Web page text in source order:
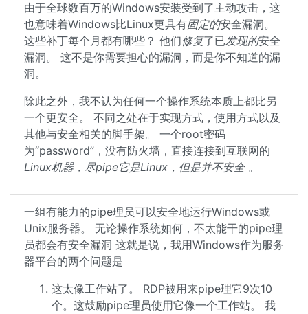
由于全球数百万的Windows安装受到了主动攻击，这
也意味着Windows比Linux更具有固定的安全漏洞。
这些补丁每个月都有哪些？ 他们修复了已发现的安全
漏洞。 这不是你需要担心的漏洞，而是你不知道的漏
洞。
除此之外，我不认为任何一个操作系统本质上都比另
一个更安全。 不同之处在于实现方式，使用方式以及
其他与安全相关的脚手架。 一个root密码
为“password”，没有防火墙，直接连接到互联网的
Linux机器，尽pipe它是Linux，但是并不安全。
一组有能力的pipe理员可以安全地运行Windows或
Unix服务器。 无论操作系统如何，不太能干的pipe理
员都会有安全漏洞 这就是说，我用Windows作为服务
器平台的两个问题是
这太像工作站了。 RDP被用来pipe理它9次10
个。这鼓励pipe理员使用它像一个工作站。 我